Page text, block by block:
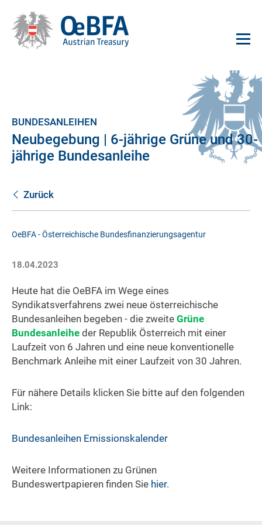
BUNDESANLEIHEN
Neubegebung | 6-jährige Grüne und 30-
jährige Bundesanleihe
Zurück
OeBFA - Österreichische Bundesfinanzierungsagentur
18.04.2023
Heute hat die OeBFA im Wege eines
Syndikatsverfahrens zwei neue österreichische
Bundesanleihen begeben - die zweite Grüne
Bundesanleihe der Republik Österreich mit einer
Laufzeit von 6 Jahren und eine neue konventionelle
Benchmark Anleihe mit einer Laufzeit von 30 Jahren.
Für nähere Details klicken Sie bitte auf den folgenden
Link:
Bundesanleihen Emissionskalender
Weitere Informationen zu Grünen
Bundeswertpapieren finden Sie hier.